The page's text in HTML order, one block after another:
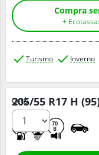
Turismo Inverno
205/55 R17 H
70
B
Q.tà